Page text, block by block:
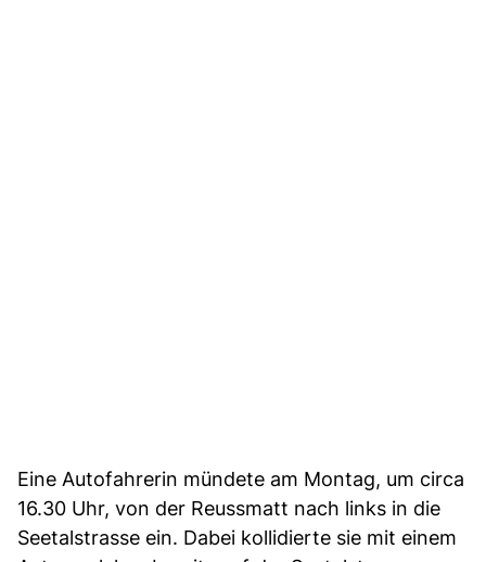
Eine Autofahrerin mündete am Montag, um circa
16.30 Uhr, von der Reussmatt nach links in die
Seetalstrasse ein. Dabei kollidierte sie mit einem